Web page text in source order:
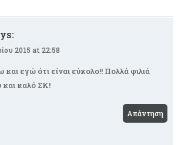
2015 at 22:58
και εγώ ότι είναι εύκολο!! Πολλά φιλιά
και καλό ΣΚ!
Απάντηση